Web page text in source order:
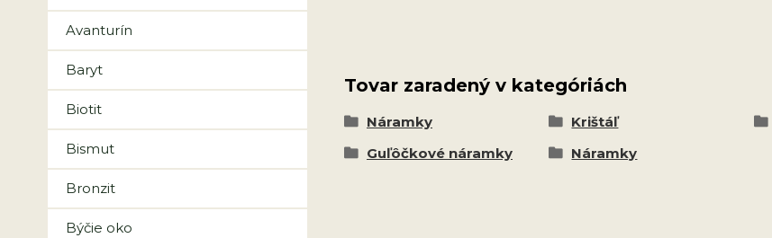
Avanturín
Baryt
Biotit
Bismut
Bronzit
Býčie oko
Tovar zaradený v kategóriách
Náramky Krištáľ
Guľôčkové náramky
Náramky